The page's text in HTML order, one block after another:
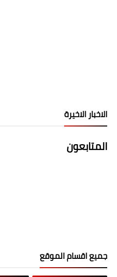
الاخبار الاخيرة
المتابعون
جميع اقسام الموقع